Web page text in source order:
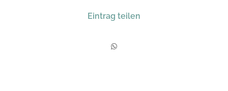
Eintrag teilen